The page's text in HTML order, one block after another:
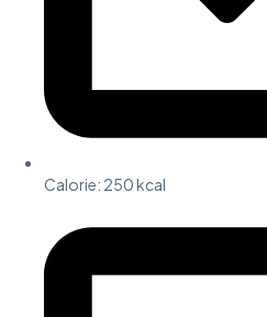
Calorie: 250 kcal